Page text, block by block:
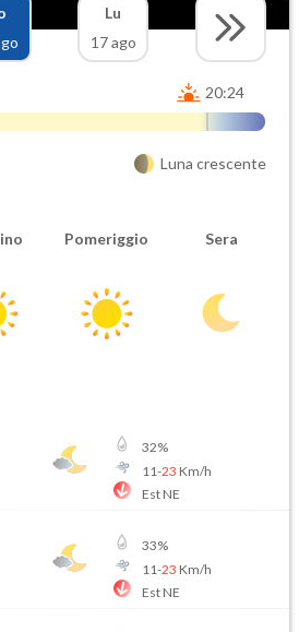
Lu
17 ago
20:24
Luna crescente
Pomeriggio Sera
32%
11-23 Km/h
Est NE
33%
11-23 Km/h
Est NE